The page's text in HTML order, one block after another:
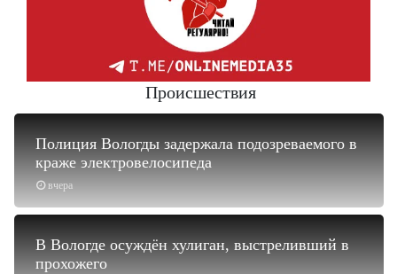
Происшествия
вчера
Полиция Вологды задержала подозреваемого в
краже электровелосипеда
В Вологде осуждён хулиган, выстреливший в
прохожего